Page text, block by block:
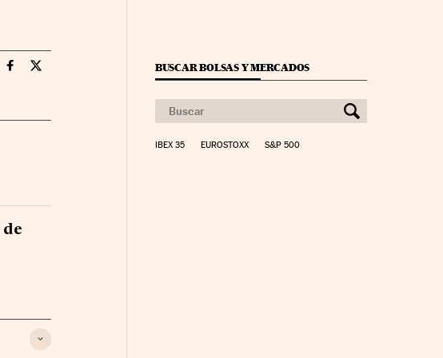
Economia Cinco Días en Facebook
Economia Cinco Días en Twitter
de
BUSCAR BOLSAS Y MERCADOS
IBEX 35 EUROSTOXX S&P 500